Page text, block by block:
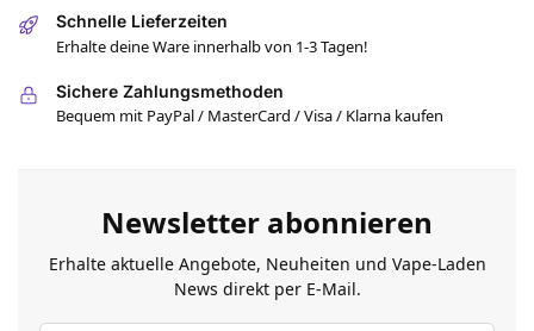
Schnelle Lieferzeiten
Erhalte deine Ware innerhalb von 1-3 Tagen!
Sichere Zahlungsmethoden
Bequem mit PayPal / MasterCard / Visa / Klarna kaufen
Newsletter abonnieren
Erhalte aktuelle Angebote, Neuheiten und Vape-Laden
News direkt per E-Mail.